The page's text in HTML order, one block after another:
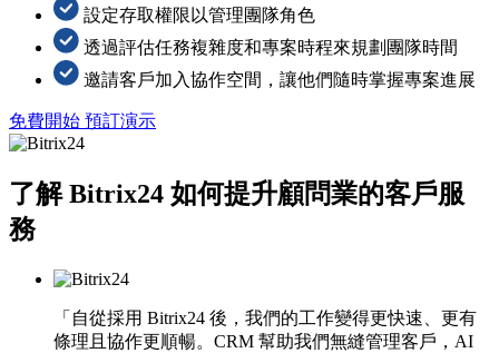
設定存取權限以管理團隊角色
透過評估任務複雜度和專案時程來規劃團隊時間
邀請客戶加入協作空間，讓他們隨時掌握專案進展
免費開始 預訂演示
了解 Bitrix24 如何提升顧問業的客戶服
務
「自從採用 Bitrix24 後，我們的工作變得更快速、更有
條理且協作更順暢。CRM 幫助我們無縫管理客戶，AI